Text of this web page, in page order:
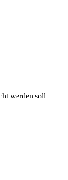
werden soll.